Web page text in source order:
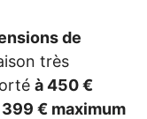
de
très
à 450 €
€ maximum